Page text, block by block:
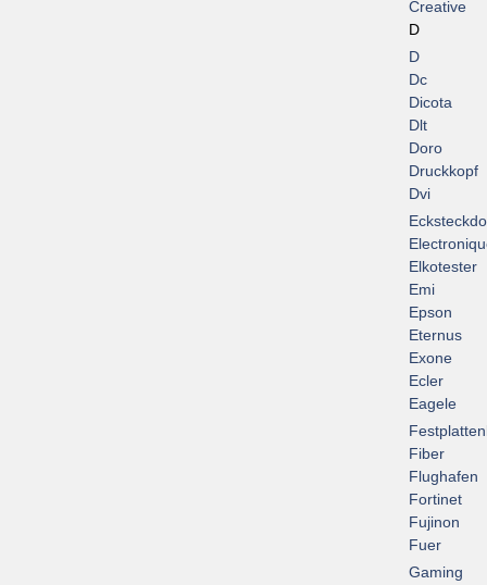
Creative
D
D
Dc
Dicota
Dlt
Doro
Druckkopf
Dvi
Elkotester
Emi
Epson
Eternus
Exone
Ecler
Eagele
Fiber
Flughafen
Fortinet
Fujinon
Fuer
Gaming